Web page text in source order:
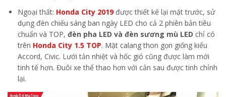
Ngoại thất: Honda City 2019được thiết kế lại mặt trước, sử
dụng đèn chiếu sáng ban ngày LED cho cả 2 phiên bản tiêu
chuẩn và TOP, đèn pha LED và đèn sương mù LED chỉ có
trên Honda City 1.5 TOP. Mặt calang thon gọn giống kiểu
Accord, Civic. Lưới tản nhiệt và hốc gió cũng được làm mới
tinh tế hơn. Đuôi xe thể thao hơn với cản sau được tinh chỉnh
lại.